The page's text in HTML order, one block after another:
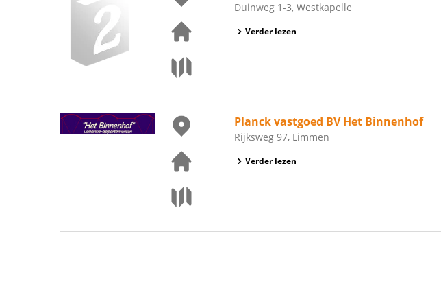
Duinweg 1-3, Westkapelle
Verder lezen
Planck vastgoed BV Het Binnenhof
Rijksweg 97, Limmen
Verder lezen